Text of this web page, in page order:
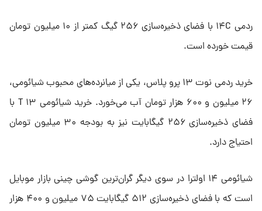
ردمی ۱۴C با فضای ذخیره‌سازی ۲۵۶ گیگ کمتر از ۱۰ میلیون تومان
قیمت خورده است.
خرید ردمی نوت ۱۳ پرو پلاس، یکی از میانرده‌های محبوب شیائومی،
۲۶ میلیون و ۶۰۰ هزار تومان آب می‌خورد. خرید شیائومی ۱۳ T با
فضای ذخیره‌سازی ۲۵۶ گیگابایت نیز به بودجه ۳۰ میلیون تومان
احتیاج دارد.
شیائومی ۱۴ اولترا در سوی دیگر گران‌ترین گوشی چینی بازار موبایل
است که با فضای ذخیره‌سازی ۵۱۲ گیگابایت ۷۵ میلیون و ۴۰۰ هزار